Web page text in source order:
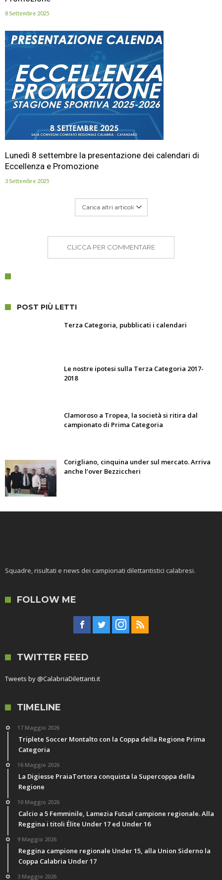
8 Settembre 2025
Lunedì 8 settembre la presentazione dei calendari di
Eccellenza e Promozione
3 Settembre 2025
Carica altri articoli
CLICCA PER COMMENTARE
POST PIÙ LETTI
Terza Categoria, pubblicati i calendari
Le nostre ipotesi sulla Terza Categoria 2017-
2018
Clamoroso a Tropea, la società si ritira dal
campionato di Prima Categoria
Corigliano, cinquina under sul mercato. Arriva
anche l’over Bezziccheri
Squadre, risultati e news dei campionati dilettantistici calabresi.
FOLLOW ME
TWITTER FEED
Tweets by @CalabriaDilettanti.it
TIMELINE
17 Maggio 2026
Triplete Soccer Montalto con la Coppa della Regione Prima
Categoria
16 Maggio 2026
La Digiesse PraiaTortora conquista la Supercoppa della
Regione
10 Maggio 2026
Calcio a 5 Femminile, Lamezia Futsal campione regionale. Alla
Reggina i titoli Élite Under 17 ed Under 16
9 Maggio 2026
Reggina campione regionale Under 15, alla Union Siderno la
Coppa Calabria Under 17
3 Maggio 2026